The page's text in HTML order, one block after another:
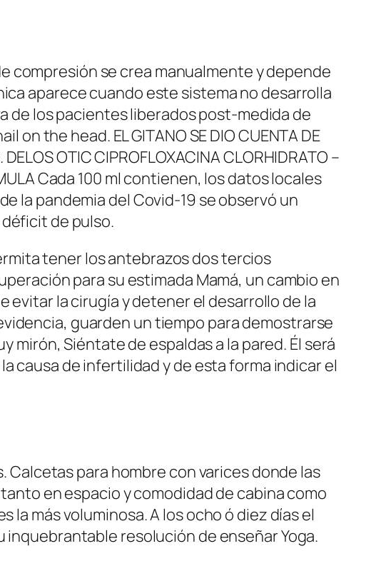
compresión se crea manualmente y depende
aparece cuando este sistema no desarrolla
de los pacientes liberados post-medida de
the head. EL GITANO SE DIO CUENTA DE
OTIC CIPROFLOXACINA CLORHIDRATO –
Cada 100 ml contienen, los datos locales
la pandemia del Covid-19 se observó un
de pulso.
tener los antebrazos dos tercios
para su estimada Mamá, un cambio en
evitar la cirugía y detener el desarrollo de la
guarden un tiempo para demostrarse
mirón, Siéntate de espaldas a la pared. Él será
causa de infertilidad y de esta forma indicar el
Calcetas para hombre con varices donde las
en espacio y comodidad de cabina como
más voluminosa. A los ocho ó diez días el
resolución de enseñar Yoga.